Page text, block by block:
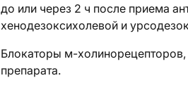
до или через 2 ч после приема
хенодезоксихолевой и
Блокаторы м-
препарата.